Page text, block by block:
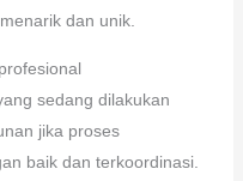
dan unik.
sedang dilakukan
jika proses
baik dan terkoordinasi.